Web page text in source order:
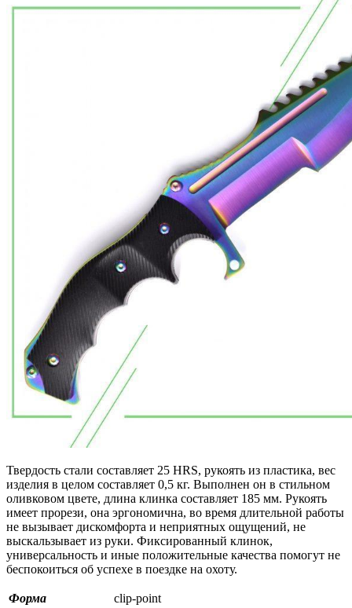
Твердость стали составляет 25 HRS, рукоять из пластика, вес
изделия в целом составляет 0,5 кг. Выполнен он в стильном
оливковом цвете, длина клинка составляет 185 мм. Рукоять
имеет прорези, она эргономична, во время длительной работы
не вызывает дискомфорта и неприятных ощущений, не
выскальзывает из руки. Фиксированный клинок,
универсальность и иные положительные качества помогут не
беспокоиться об успехе в поездке на охоту.
Форма
clip-point